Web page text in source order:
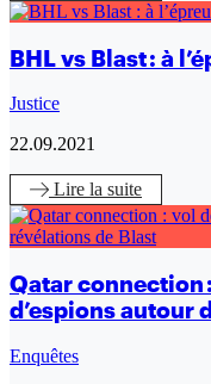
BHL vs Blast : à
Justice
22.09.2021
Lire la suite
Qatar connection
d’espions autour
Enquêtes